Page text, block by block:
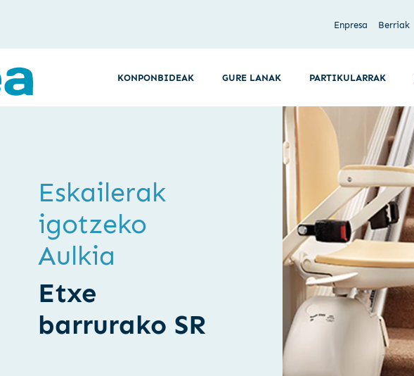
Enpresa Berriak
KONPONBIDEAK GURE LANAK PARTIKULARRAK
Eskailerak
igotzeko
Aulkia
Etxe
barrurako SR